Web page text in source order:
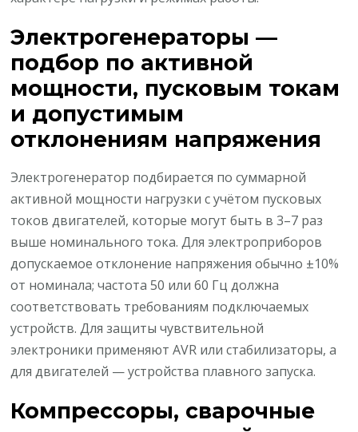
Электрогенераторы —
подбор по активной
мощности, пусковым токам
и допустимым
отклонениям напряжения
Электрогенератор подбирается по суммарной
активной мощности нагрузки с учётом пусковых
токов двигателей, которые могут быть в 3–7 раз
выше номинального тока. Для электроприборов
допускаемое отклонение напряжения обычно ±10%
от номинала; частота 50 или 60 Гц должна
соответствовать требованиям подключаемых
устройств. Для защиты чувствительной
электроники применяют AVR или стабилизаторы, а
для двигателей — устройства плавного запуска.
Компрессоры, сварочные